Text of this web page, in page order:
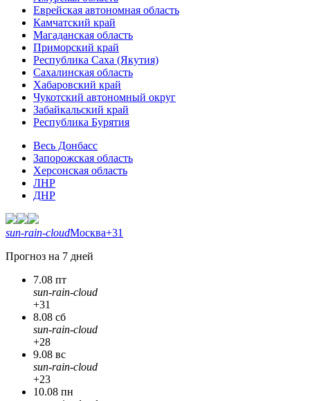
Еврейская автономная область
Камчатский край
Магаданская область
Приморский край
Республика Саха (Якутия)
Сахалинская область
Хабаровский край
Чукотский автономный округ
Забайкальский край
Республика Бурятия
Весь Донбасс
Запорожская область
Херсонская область
ЛНР
ДНР
sun-rain-cloudМосква+31
Прогноз на 7 дней
7.08 пт
sun-rain-cloud
+31
8.08 сб
sun-rain-cloud
+28
9.08 вс
sun-rain-cloud
+23
10.08 пн